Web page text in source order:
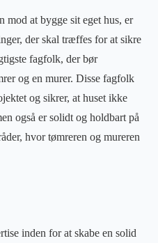
mod at bygge sit eget hus, er
der skal træffes for at sikre
fagfolk, der bør
og en murer. Disse fagfolk
og sikrer, at huset ikke
også er solidt og holdbart på
hvor tømreren og mureren
inden for at skabe en solid